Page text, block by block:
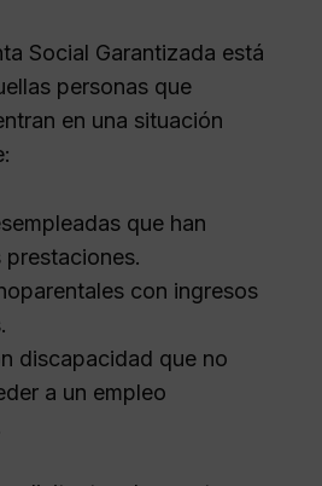
Social Garantizada está
personas que
en una situación
que han
con ingresos
discapacidad que no
a un empleo